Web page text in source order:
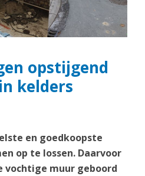
opstijgend
kelders
en goedkoopste
op te lossen. Daarvoor
vochtige muur geboord